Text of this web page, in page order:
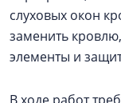
слуховых окон
заменить
элементы и